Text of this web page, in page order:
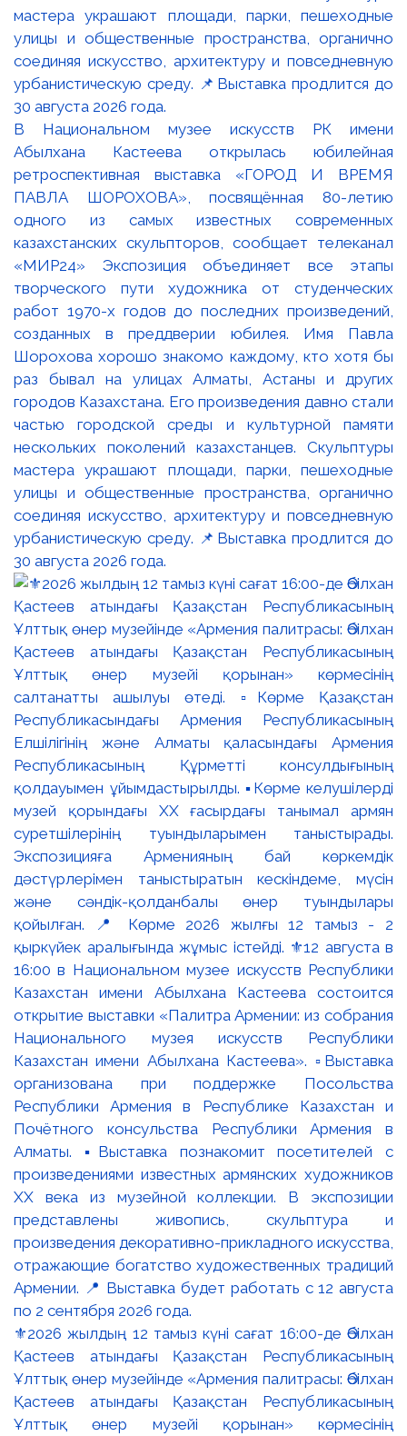
В Национальном музее искусств РК имени
Абылхана Кастеева открылась юбилейная
ретроспективная выставка «ГОРОД И ВРЕМЯ
ПАВЛА ШОРОХОВА», посвящённая 80-летию
одного из самых известных современных
казахстанских скульпторов, сообщает телеканал
«МИР24» Экспозиция объединяет все этапы
творческого пути художника от студенческих
работ 1970-х годов до последних произведений,
созданных в преддверии юбилея. Имя Павла
Шорохова хорошо знакомо каждому, кто хотя бы
раз бывал на улицах Алматы, Астаны и других
городов Казахстана. Его произведения давно стали
частью городской среды и культурной памяти
нескольких поколений казахстанцев. Скульптуры
мастера украшают площади, парки, пешеходные
улицы и общественные пространства, органично
соединяя искусство, архитектуру и повседневную
урбанистическую среду. 📌Выставка продлится до
30 августа 2026 года.
⚜️2026 жылдың 12 тамыз күні сағат 16:00-де Әбілхан
Қастеев атындағы Қазақстан Республикасының
Ұлттық өнер музейінде «Армения палитрасы: Әбілхан
Қастеев атындағы Қазақстан Республикасының
Ұлттық өнер музейі қорынан» көрмесінің